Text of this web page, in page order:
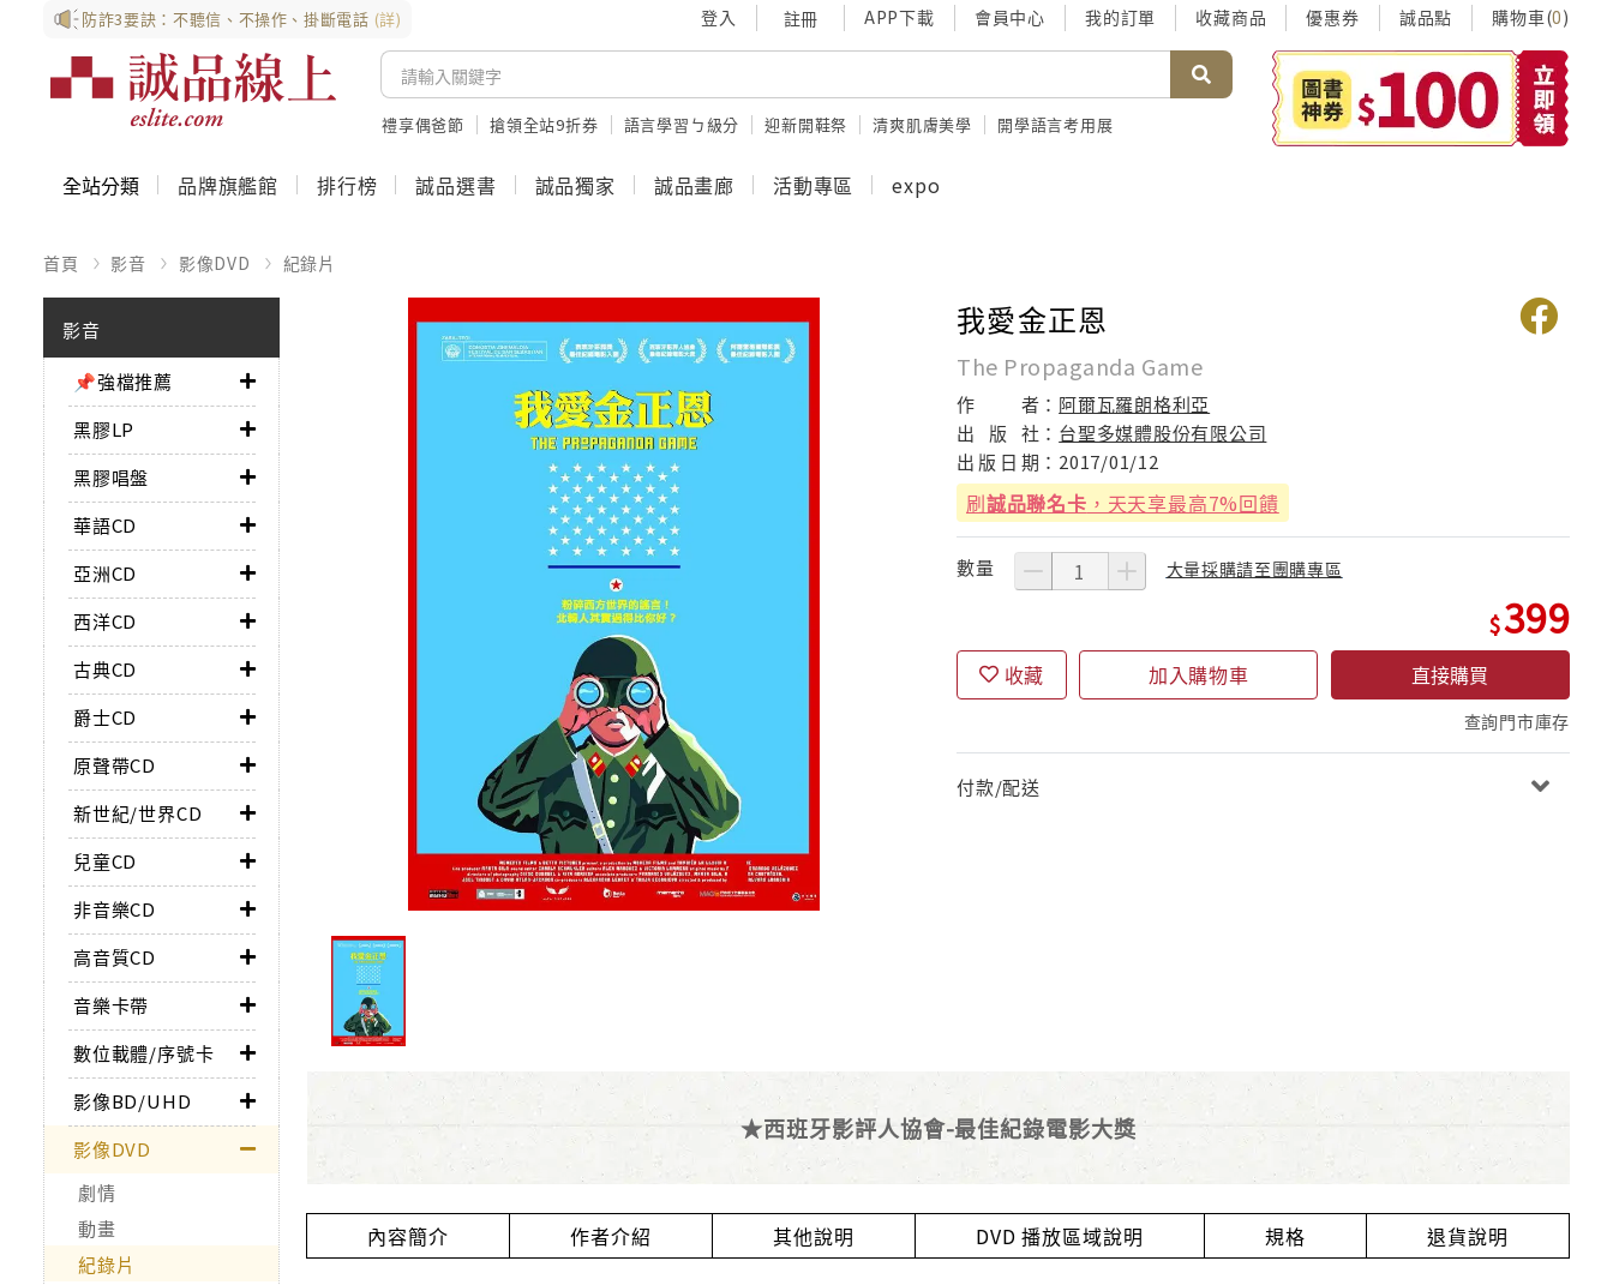
防詐3要訣：不聽信、不操作、掛斷電話 (詳) 登入 註冊 APP下載 會員中心 我的訂單 收藏商品 優惠券 誠品點 購物車(0)
禮享偶爸節 搶領全站9折券 語言學習ㄅ級分 迎新開鞋祭 清爽肌膚美學 開學語言考用展
全站分類 品牌旗艦館 排行榜 誠品選書 誠品獨家 誠品畫廊 活動專區 expo
首頁 影音 影像DVD 紀錄片
影音
📌強檔推薦
黑膠LP
黑膠唱盤
華語CD
亞洲CD
西洋CD
古典CD
爵士CD
原聲帶CD
新世紀/世界CD
兒童CD
非音樂CD
高音質CD
音樂卡帶
數位載體/序號卡
影像BD/UHD
影像DVD
劇情
動畫
紀錄片
我愛金正恩
The Propaganda Game
作 者： 阿爾瓦羅朗格利亞
出
版 社： 台聖多媒體股份有限公司
出 版 日 期： 2017/01/12
刷誠品聯名卡 ，天天享最高7%回饋
數量 大量採購請至團購專區
399
收藏 加入購物車 直接購買
查詢門市庫存
付款/配送
★西班牙影評人協會-最佳紀錄電影大獎
內容簡介 作者介紹 其他說明 DVD 播放區域說明 規格 退貨說明